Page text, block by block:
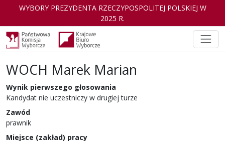
WYBORY PREZYDENTA RZECZYPOSPOLITEJ POLSKIEJ W
2025 R.
WOCH Marek Marian
Kandydatw wyborach Prezydenta
Wynik pierwszego głosowania
Kandydat nie uczestniczy w drugiej turze
Zawód
prawnik
Miejsce (zakład) pracy